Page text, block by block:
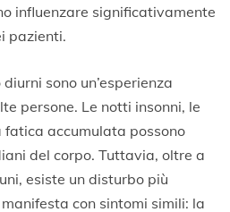
influenzare significativamente
pazienti.
sono un’esperienza
persone. Le notti insonni, le
fatica accumulata possono
del corpo. Tuttavia, oltre a
esiste un disturbo più
con sintomi simili: la